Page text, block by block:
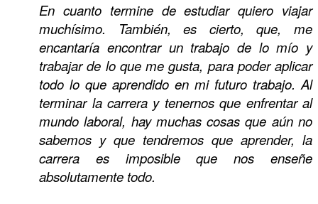
En cuanto termine de estudiar quiero viajar
muchísimo. También, es cierto, que, me
encantaría encontrar un trabajo de lo mío y
trabajar de lo que me gusta, para poder aplicar
todo lo que aprendido en mi futuro trabajo. Al
terminar la carrera y tenernos que enfrentar al
mundo laboral, hay muchas cosas que aún no
sabemos y que tendremos que aprender, la
carrera es imposible que nos enseñe
absolutamente todo.